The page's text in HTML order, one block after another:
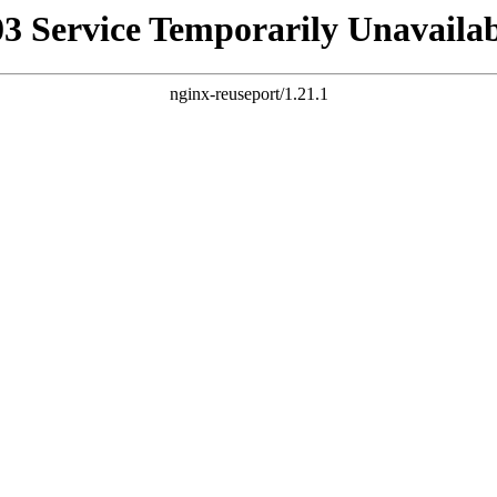
Service Temporarily
nginx-reuseport/1.21.1